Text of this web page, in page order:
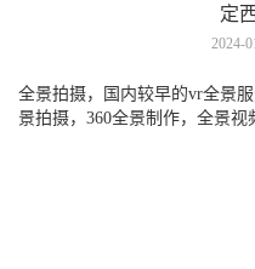
定
2024-
全景拍摄，国内较早的vr全景
景拍摄，360全景制作，全景视